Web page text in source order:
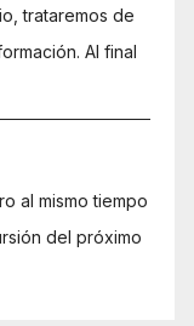
trataremos de
Al final
al mismo tiempo
del próximo